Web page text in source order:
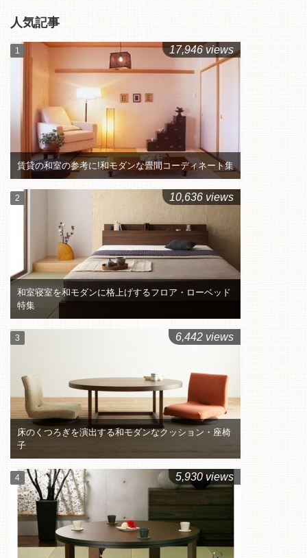
人気記事
賃貸の和室の参考に!和モダンな畳間コーディネート集
17,946 views
和室寝室を和モダンに格上げするフロア・ローベッド
特集
10,636 views
床のくつろぎを演出する和モダンなクッション・座椅
子
6,442 views
5,930 views